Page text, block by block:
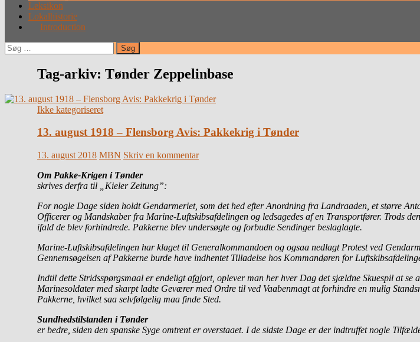
Leksikon
Lokalhistorie
Introduction
Søg
efter:
Tag-arkiv: Tønder Zeppelinbase
Ikke kategoriseret
13. august 1918 – Flensborg Avis: Pakkekrig i Tønder
13. august 2018 MBN Skriv en kommentar
Om Pakke-Krigen i Tønder
skrives derfra til „Kieler Zeitung”:
For nogle Dage siden holdt Gendarmeriet, som det hed efter Anordning fra Landraaden, et større
Officerer og Mandskaber fra Marine-Luftskibsafdelingen og ledsagedes af en Transportfører. Trods
ifald de blev forhindrede. Pakkerne blev undersøgte og forbudte Sendinger beslaglagte.
Marine-Luftskibsafdelingen har klaget til Generalkommandoen og ogsaa nedlagt Protest ved
Gennemsøgelsen af Pakkerne burde have indhentet Tilladelse hos Kommandøren for
Indtil dette Stridsspørgsmaal er endeligt afgjort, oplever man her hver Dag det sjældne Skuespil at se
Marinesoldater med skarpt ladte Geværer med Ordre til ved Vaabenmagt at forhindre en mulig
Pakkerne, hvilket saa selvfølgelig maa finde Sted.
Sundhedstilstanden i Tønder
er bedre, siden den spanske Syge omtrent er overstaaet. I de sidste Dage er der indtruffet nogle